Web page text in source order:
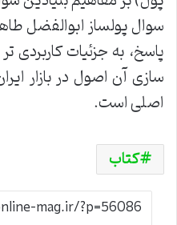
سوال پولساز ابوالفضل
پاسخ، به جزئیات کاربردی
سازی آن اصول در بازار
اصلی است.
کتاب